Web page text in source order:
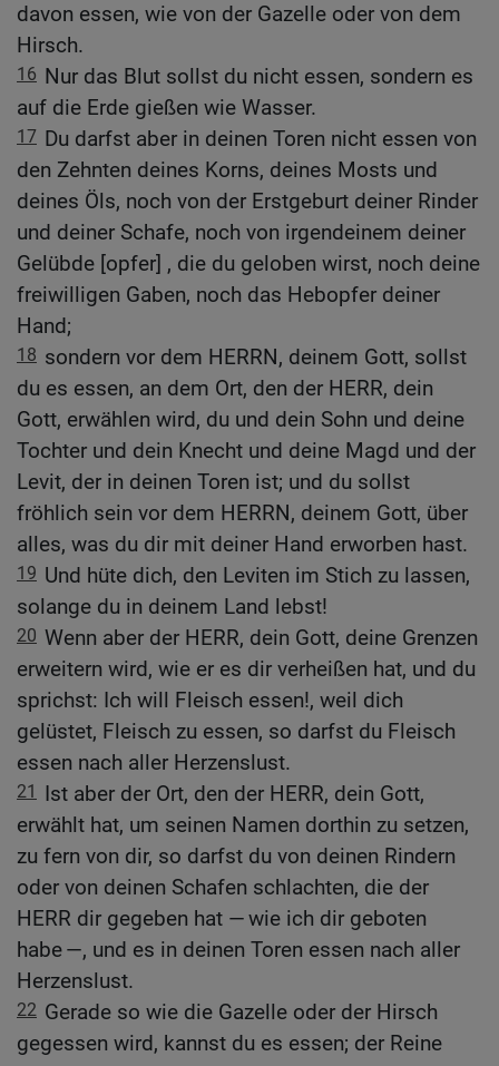
davon essen, wie von der Gazelle oder von dem
Hirsch.
16 Nur das Blut sollst du nicht essen, sondern es
auf die Erde gießen wie Wasser.
17 Du darfst aber in deinen Toren nicht essen von
den Zehnten deines Korns, deines Mosts und
deines Öls, noch von der Erstgeburt deiner Rinder
und deiner Schafe, noch von irgendeinem deiner
Gelübde [opfer] , die du geloben wirst, noch deine
freiwilligen Gaben, noch das Hebopfer deiner
Hand;
18 sondern vor dem HERRN, deinem Gott, sollst
du es essen, an dem Ort, den der HERR, dein
Gott, erwählen wird, du und dein Sohn und deine
Tochter und dein Knecht und deine Magd und der
Levit, der in deinen Toren ist; und du sollst
fröhlich sein vor dem HERRN, deinem Gott, über
alles, was du dir mit deiner Hand erworben hast.
19 Und hüte dich, den Leviten im Stich zu lassen,
solange du in deinem Land lebst!
20 Wenn aber der HERR, dein Gott, deine Grenzen
erweitern wird, wie er es dir verheißen hat, und du
sprichst: Ich will Fleisch essen!, weil dich
gelüstet, Fleisch zu essen, so darfst du Fleisch
essen nach aller Herzenslust.
21
Ist aber der Ort, den der HERR, dein Gott,
erwählt hat, um seinen Namen dorthin zu setzen,
zu fern von dir, so darfst du von deinen Rindern
oder von deinen Schafen schlachten, die der
HERR dir gegeben hat — wie ich dir geboten
habe —, und es in deinen Toren essen nach aller
Herzenslust.
22 Gerade so wie die Gazelle oder der Hirsch
gegessen wird, kannst du es essen; der Reine